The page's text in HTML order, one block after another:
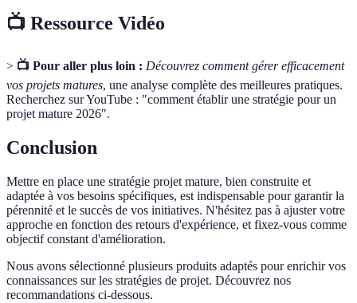
📺 Ressource Vidéo
> 📺 Pour aller plus loin : Découvrez comment gérer efficacement
vos projets matures, une analyse complète des meilleures pratiques.
Recherchez sur YouTube : "comment établir une stratégie pour un
projet mature 2026".
Conclusion
Mettre en place une stratégie projet mature, bien construite et
adaptée à vos besoins spécifiques, est indispensable pour garantir la
pérennité et le succès de vos initiatives. N'hésitez pas à ajuster votre
approche en fonction des retours d'expérience, et fixez-vous comme
objectif constant d'amélioration.
Nous avons sélectionné plusieurs produits adaptés pour enrichir vos
connaissances sur les stratégies de projet. Découvrez nos
recommandations ci-dessous.